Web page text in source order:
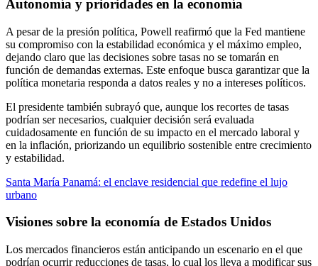
Autonomía y prioridades en la economía
A pesar de la presión política, Powell reafirmó que la Fed mantiene
su compromiso con la estabilidad económica y el máximo empleo,
dejando claro que las decisiones sobre tasas no se tomarán en
función de demandas externas. Este enfoque busca garantizar que la
política monetaria responda a datos reales y no a intereses políticos.
El presidente también subrayó que, aunque los recortes de tasas
podrían ser necesarios, cualquier decisión será evaluada
cuidadosamente en función de su impacto en el mercado laboral y
en la inflación, priorizando un equilibrio sostenible entre crecimiento
y estabilidad.
Santa María Panamá: el enclave residencial que redefine el lujo
urbano
Visiones sobre la economía de Estados Unidos
Los mercados financieros están anticipando un escenario en el que
podrían ocurrir reducciones de tasas, lo cual los lleva a modificar sus